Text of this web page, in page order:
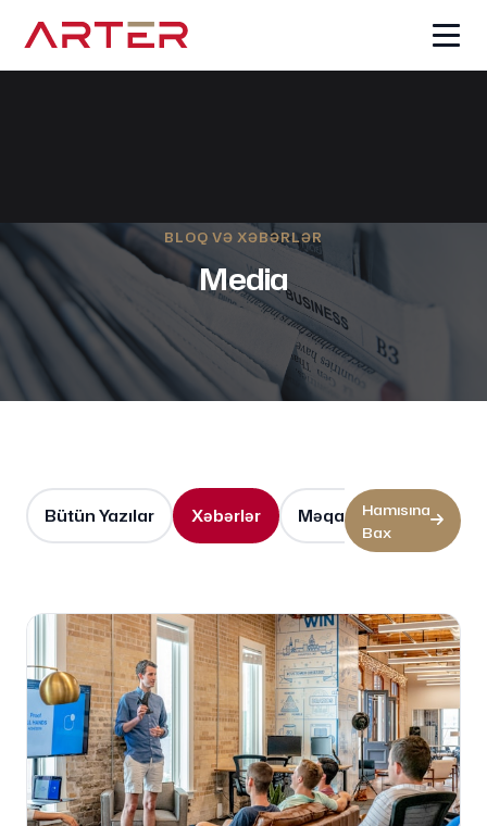
BLOQ VƏ XƏBƏRLƏR
Media
Bütün Yazılar Xəbərlər Məqalələr Video
Hamısına
Bax